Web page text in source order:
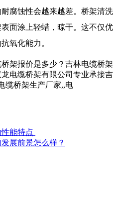
腐蚀性会越来越差。桥架清洗
面涂上轻蜡，晾干。这不仅优
氧化能力。
架报价是多少？吉林电缆桥架
电缆桥架有限公司专业承接吉
缆桥架生产厂家,,电
能特点
展前景怎么样？